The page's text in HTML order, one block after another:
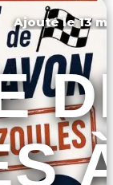
Ajouté le 13